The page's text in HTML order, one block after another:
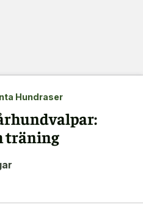
Hundraser
träning